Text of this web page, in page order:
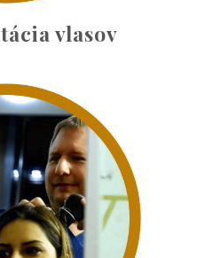
vlasov -
otázky: